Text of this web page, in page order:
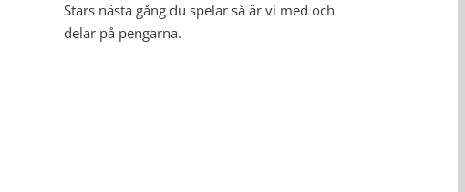
Stars nästa gång du spelar så är vi med och
delar på pengarna.